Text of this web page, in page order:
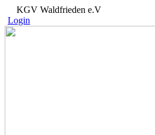
KGV Waldfrieden e.V
Login